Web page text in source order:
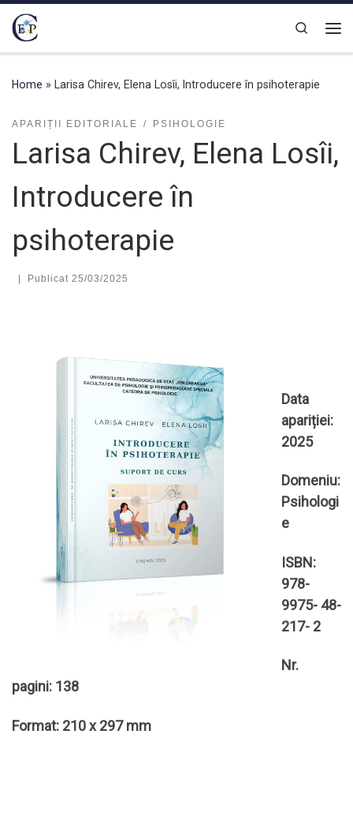
Skip to content Search
Home » Larisa Chirev, Elena Losîi, Introducere în psihoterapie
APARIȚII EDITORIALE PSIHOLOGIE
Larisa Chirev, Elena Losîi,
Introducere în
psihoterapie
| Publicat 25/03/2025
Data
apariției:
2025
Domeniu:
Psihologi
e
ISBN:
978-
9975- 48-
217- 2
Nr.
pagini: 138
Format: 210 x 297 mm